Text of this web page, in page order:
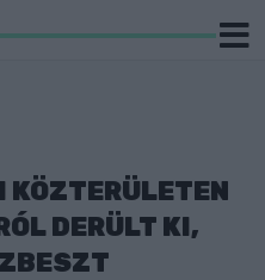
DERÜLT KI,